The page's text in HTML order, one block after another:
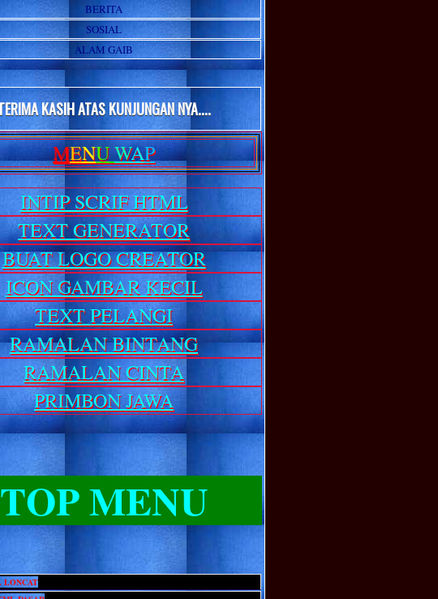
BERITA
SOSIAL
ALAM GAIB
KASIH ATAS KUNJUNGAN NYA....
MENUWAP
INTIP SCRIF HTML
TEXT GENERATOR
BUAT LOGO CREATOR
ICON GAMBAR KECIL
TEXT PELANGI
RAMALAN BINTANG
RAMALAN CINTA
PRIMBON JAWA
TOP MENU
LONCAT